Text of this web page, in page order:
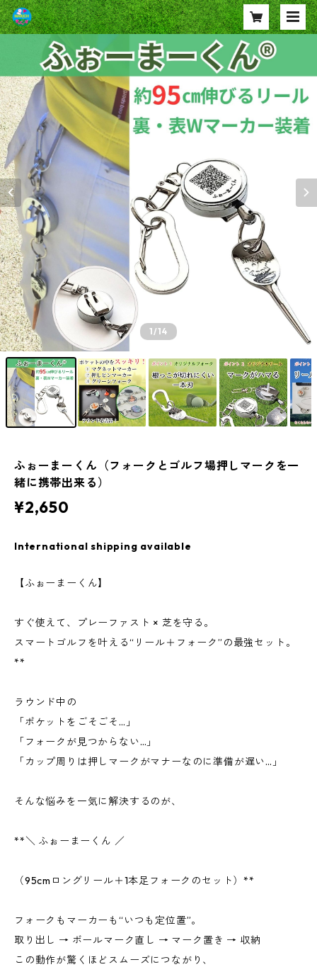
1/14
ふぉーまーくん（フォークとゴルフ場押しマークを一
緒に携帯出来る）
¥2,650
International shipping available
【ふぉーまーくん】
すぐ使えて、プレーファスト × 芝を守る。
スマートゴルフを叶える“リール＋フォーク”の最強セット。
**
ラウンド中の
「ポケットをごそごそ…」
「フォークが見つからない…」
「カップ周りは押しマークがマナーなのに準備が遅い…」
そんな悩みを一気に解決するのが、
**＼ ふぉーまーくん ／
（95cmロングリール＋1本足フォークのセット）**
フォークもマーカーも“いつも定位置”。
取り出し → ボールマーク直し → マーク置き → 収納
この動作が驚くほどスムーズにつながり、